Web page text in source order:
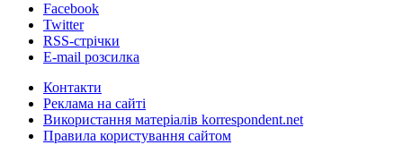
Facebook
Twitter
RSS-стрічки
E-mail розсилка
Контакти
Реклама на сайті
Використання матеріалів korrespondent.net
Правила користування сайтом